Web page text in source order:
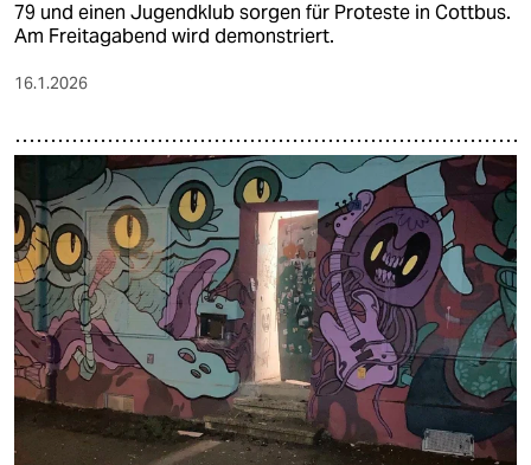
79 und einen Jugendklub sorgen für Proteste in Cottbus.
Am Freitagabend wird demonstriert.
16.1.2026